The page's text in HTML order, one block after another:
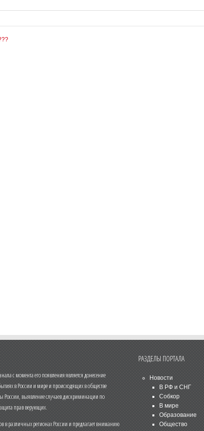
с момента его появления является донесение
в России и мире и происходящих в обществе
России, выявление случаев дискриминации по
прав верующих.
в различных регионах России и предлагает вниманию
РАЗДЕЛЫ ПОРТАЛА
Новости
В РФ и СНГ
Собкор
В мире
Образование
Общество